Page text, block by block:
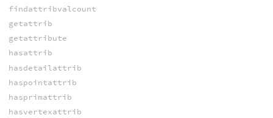
findattribvalcount
getattrib
getattribute
hasattrib
hasdetailattrib
haspointattrib
hasprimattrib
hasvertexattrib